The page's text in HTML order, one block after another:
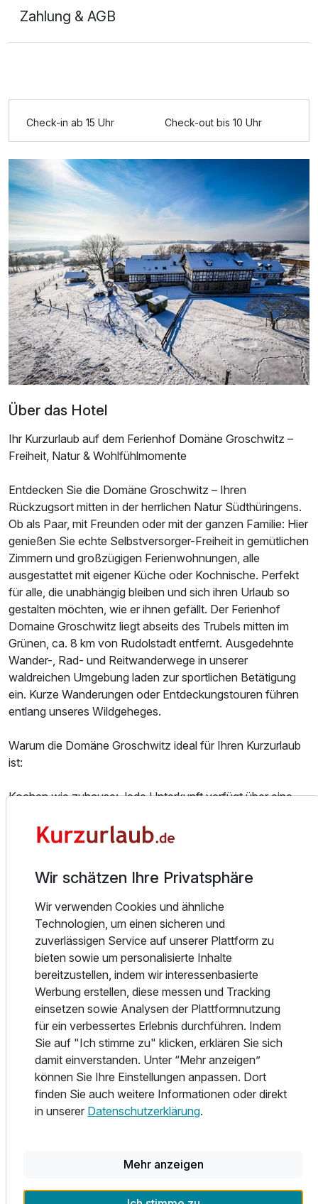
p.P. ab186,00 €
2-Raum Appartement
2 Erwachsene und 2 Kinder
Ausstattung
Zusatznächte
Für 4 Tage p.P. ab171,00 €
3-Raum Appartement A
2 Erwachsene und 3 Kinder
Ausstattung
Zusatznächte
Für 4 Tage p.P. ab268,50 €
3-Raum Appartement B
Zahlung & AGB
Check-in ab 15 Uhr Check-out bis 10 Uhr
Über das Hotel
Ihr Kurzurlaub auf dem Ferienhof Domäne Groschwitz –
Freiheit, Natur & Wohlfühlmomente
Entdecken Sie die Domäne Groschwitz – Ihren
Rückzugsort mitten in der herrlichen Natur Südthüringens.
Ob als Paar, mit Freunden oder mit der ganzen Familie: Hier
genießen Sie echte Selbstversorger-Freiheit in gemütlichen
Zimmern und großzügigen Ferienwohnungen, alle
ausgestattet mit eigener Küche oder Kochnische. Perfekt
für alle, die unabhängig bleiben und sich ihren Urlaub so
gestalten möchten, wie er ihnen gefällt. Der Ferienhof
Domaine Groschwitz liegt abseits des Trubels mitten im
Grünen, ca. 8 km von Rudolstadt entfernt. Ausgedehnte
Wander-, Rad- und Reitwanderwege in unserer
waldreichen Umgebung laden zur sportlichen Betätigung
ein. Kurze Wanderungen oder Entdeckungstouren führen
entlang unseres Wildgeheges.
Warum die Domäne Groschwitz ideal für Ihren Kurzurlaub
ist:
Kochen wie zuhause: Jede Unterkunft verfügt über eine
Natur direkt vor der Haustür: Starten Sie Wanderungen,
Hof aus – unberührte Landschaften inklusive.
oder ein leckeres Thüringer Landfrühstück hinzu – genau
dann, wenn Sie es möchten.
Ruhe & Entschleunigung: Weit weg vom Alltag, nah an
Feldern, Wäldern und klarer Luft.
Ob winterliche Auszeit, Frühlingsabenteuer oder
entspannte Sommertage – die Domäne Groschwitz
schenkt Ihnen das Gefühl von Freiheit und
Naturverbundenheit.
Jetzt Ihren Kurzurlaub buchen und echte Landidylle
erleben!
Nebenkosten inkl. Bettwäsche, Handtücher und
Wir schätzen Ihre Privatsphäre
Wir verwenden Cookies und ähnliche
Technologien, um einen sicheren und
zuverlässigen Service auf unserer Plattform zu
bieten sowie um personalisierte Inhalte
bereitzustellen, indem wir interessenbasierte
Werbung erstellen, diese messen und Tracking
einsetzen sowie Analysen der Plattformnutzung
für ein verbessertes Erlebnis durchführen. Indem
Sie auf "Ich stimme zu" klicken, erklären Sie sich
damit einverstanden. Unter “Mehr anzeigen”
können Sie Ihre Einstellungen anpassen. Dort
finden Sie auch weitere Informationen oder direkt
in unserer Datenschutzerklärung.
Mehr anzeigen